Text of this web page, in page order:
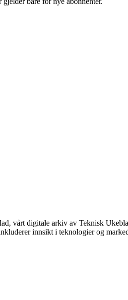
vårt digitale arkiv av Teknisk
innsikt i teknologier og